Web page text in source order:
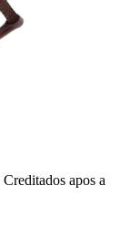
Creditados apos a